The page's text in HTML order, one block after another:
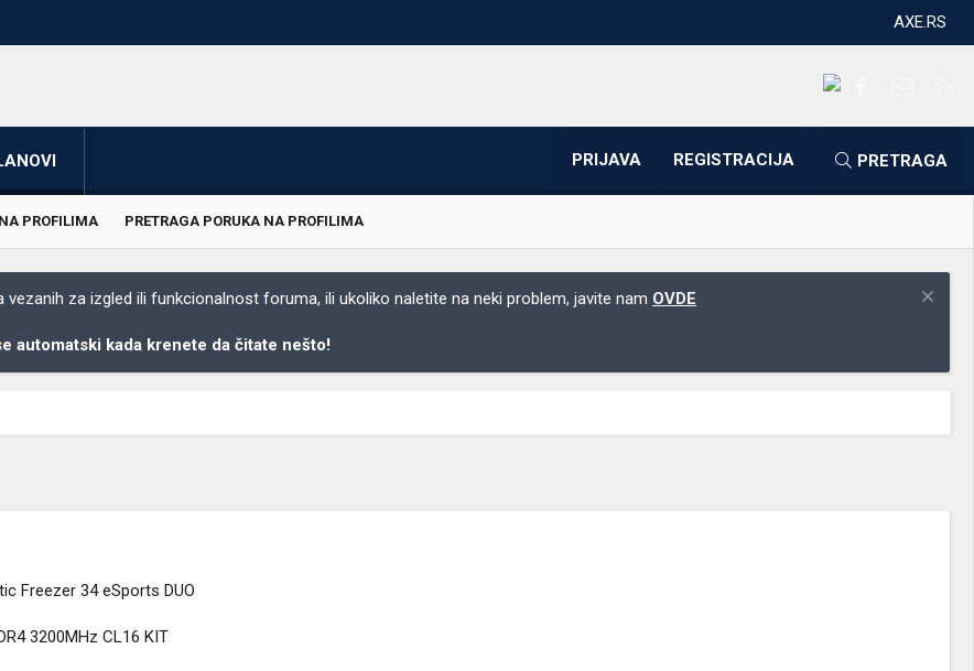
AXE.RS
PRIJAVA REGISTRACIJA PRETRAGA
PROFILIMA PRETRAGA PORUKA NA PROFILIMA
za izgled ili funkcionalnost foruma, ili ukoliko naletite na neki problem, javite nam OVDE
automatski kada krenete da čitate nešto!
Freezer 34 eSports DUO
3200MHz CL16 KIT